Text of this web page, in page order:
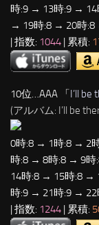
時:9 → 13時:9 →
→ 19時:8 → 20時
| 指数: 1044 | 累積:
10位…AAA 「I’ll be
(アルバム: I’ll be
0時:8 → 1時:8 → 2
時:8 → 8時:8 → 9
14時:8 → 15時:8 →
時:9 → 21時:9 →
| 指数: 1244 | 累積: